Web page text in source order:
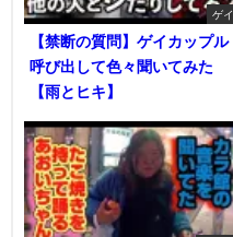
ゲイ
【禁断の質問】ゲイカップル
呼び出して色々聞いてみた
【雨とヒキ】